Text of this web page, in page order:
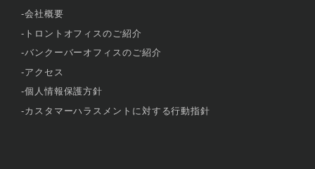
会社概要
トロントオフィスのご紹介
バンクーバーオフィスのご紹介
アクセス
個人情報保護方針
カスタマーハラスメントに対する行動指針